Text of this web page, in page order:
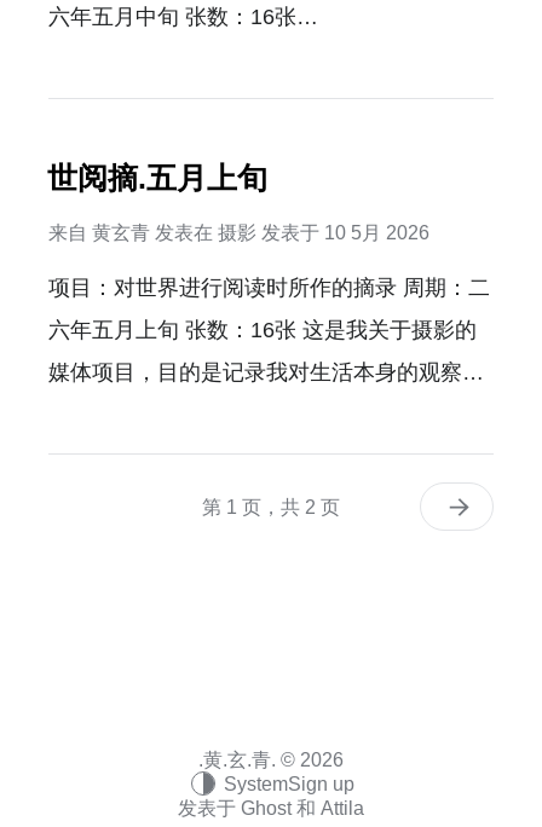
六年五月中旬 张数：16张…
世阅摘.五月上旬
来自 黄玄青 发表在 摄影 发表于 10 5月 2026
项目：对世界进行阅读时所作的摘录 周期：二
六年五月上旬 张数：16张 这是我关于摄影的
媒体项目，目的是记录我对生活本身的观察。
1号到10号，中旬是11号到20号，下旬是21到
坚持10年，这样我就会有160张最精彩的照
片，记录我这10年的所有历程，然后集结成一
第 1 页，共 2 页
.黄.玄.青. © 2026
SystemSign up
发表于 Ghost和 Attila